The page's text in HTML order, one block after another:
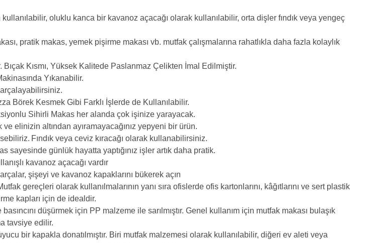
kullanılabilir, oluklu kanca bir kavanoz açacağı olarak kullanılabilir, orta dişler fındık veya yengeç
pratik makas, yemek pişirme makası vb. mutfak çalışmalarına rahatlıkla daha fazla kolaylık
Bıçak Kısmı, Yüksek Kalitede Paslanmaz Çelikten İmal Edilmiştir.
Yıkanabilir.
Börek Kesmek Gibi Farklı İşlerde de Kullanılabilir.
Sihirli Makas her alanda çok işinize yarayacak.
elinizin altından ayıramayacağınız yepyeni bir ürün.
Fındık veya ceviz kıracağı olarak kullanabilirsiniz.
sayesinde günlük hayatta yaptığınız işler artık daha pratik.
kavanoz açacağı vardır
şişeyi ve kavanoz kapaklarını bükerek açın
gereçleri olarak kullanılmalarının yanı sıra ofislerde ofis kartonlarını, kâğıtlarını ve sert plastik
kapları için de idealdir.
düşürmek için PP malzeme ile sarılmıştır. Genel kullanım için mutfak makası bulaşık
tavsiye edilir.
bir kapakla donatılmıştır. Biri mutfak malzemesi olarak kullanılabilir, diğeri ev aleti veya